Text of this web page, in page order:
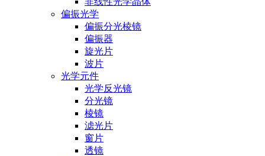
偏振光学
偏振分光棱镜
偏振器
旋光片
波片
光学元件
光学反光镜
分光镜
棱镜
滤光片
窗片
透镜